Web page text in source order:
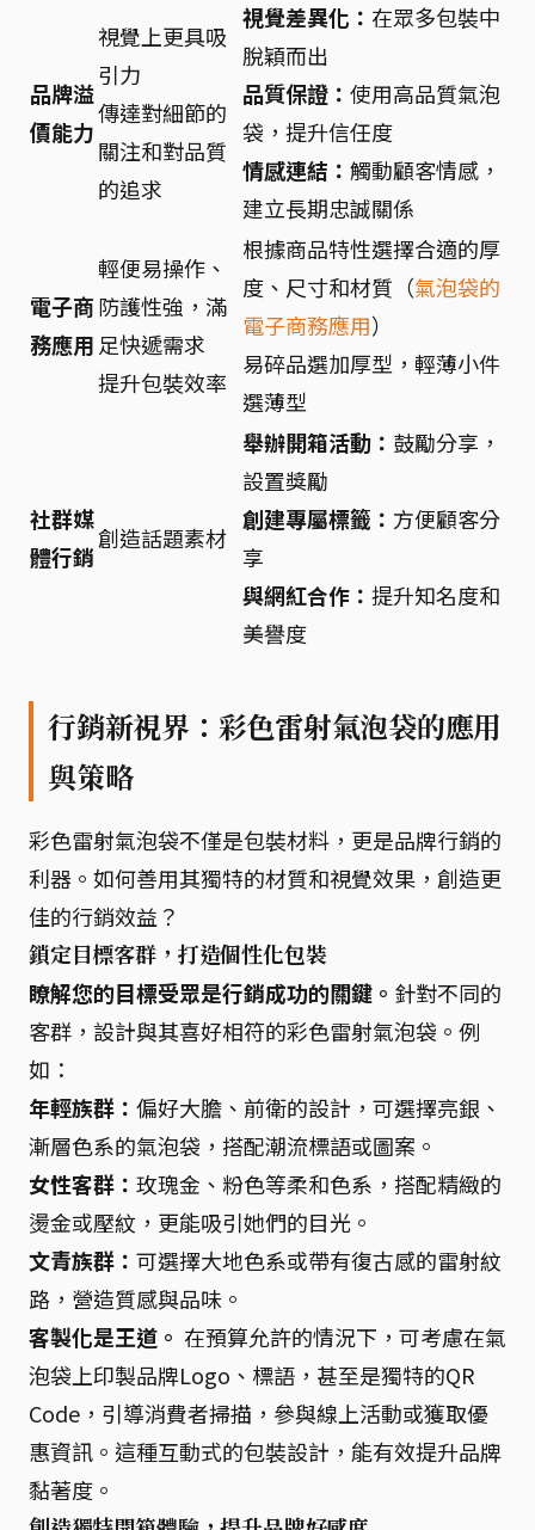
品牌溢
價能力
視覺上更具吸
引力
傳達對細節的
關注和對品質
的追求
視覺差異化： 在眾多包裝中
脫穎而出
品質保證： 使用高品質氣泡
袋，提升信任度
情感連結： 觸動顧客情感，
建立長期忠誠關係
電子商
務應用
輕便易操作、
防護性強，滿
足快遞需求
提升包裝效率
根據商品特性選擇合適的厚
度、尺寸和材質（氣泡袋的
電子商務應用）
易碎品選加厚型，輕薄小件
選薄型
社群媒
體行銷
創造話題素材
舉辦開箱活動： 鼓勵分享，
設置獎勵
創建專屬標籤： 方便顧客分
享
與網紅合作： 提升知名度和
美譽度
行銷新視界：彩色雷射氣泡袋的應用
與策略
彩色雷射氣泡袋不僅是包裝材料，更是品牌行銷的
利器。如何善用其獨特的材質和視覺效果，創造更
佳的行銷效益？
鎖定目標客群，打造個性化包裝
瞭解您的目標受眾是行銷成功的關鍵。 針對不同的
客群，設計與其喜好相符的彩色雷射氣泡袋。例
如：
年輕族群： 偏好大膽、前衛的設計，可選擇亮銀、
漸層色系的氣泡袋，搭配潮流標語或圖案。
女性客群： 玫瑰金、粉色等柔和色系，搭配精緻的
燙金或壓紋，更能吸引她們的目光。
文青族群： 可選擇大地色系或帶有復古感的雷射紋
路，營造質感與品味。
客製化是王道。 在預算允許的情況下，可考慮在氣
泡袋上印製品牌Logo、標語，甚至是獨特的QR
Code，引導消費者掃描，參與線上活動或獲取優
惠資訊。這種互動式的包裝設計，能有效提升品牌
黏著度。